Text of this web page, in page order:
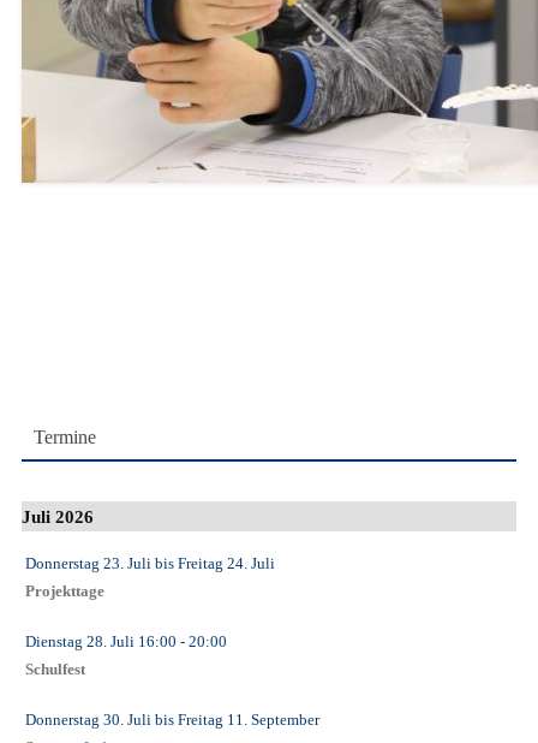
Termine
Juli 2026
Donnerstag 23. Juli bis Freitag 24. Juli
Projekttage
Dienstag 28. Juli 16:00 - 20:00
Schulfest
Donnerstag 30. Juli bis Freitag 11. September